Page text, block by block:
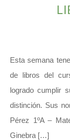
Esta semana
de libros del
logrado cumplir
distinción. Sus
Pérez 1ºA –
Ginebra […]